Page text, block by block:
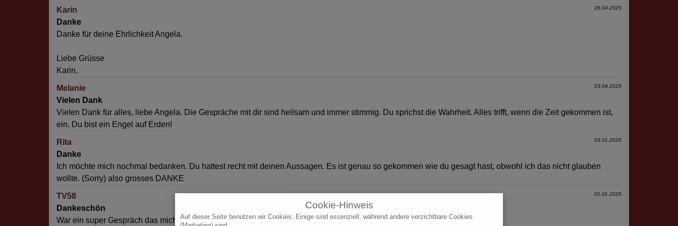
Karin 26.04.2025
Danke
Danke für deine Ehrlichkeit Angela.
Liebe Grüsse
Karin.
Melanie 23.04.2025
Vielen Dank
Vielen Dank für alles, liebe Angela. Die Gespräche mit dir sind heilsam und immer stimmig. Du sprichst die Wahrheit. Alles trifft, wenn die Zeit gekommen ist,
ein. Du bist ein Engel auf Erden!
Rita 03.01.2025
Danke
Ich möchte mich nochmal bedanken. Du hattest recht mit deinen Aussagen. Es ist genau so gekommen wie du gesagt hast, obwohl ich das nicht glauben
wollte. (Sorry) also grosses DANKE
TV58 01.01.2025
Dankeschön
War ein super Gespräch das mich auch sehr beruhigt hat. Melde mich bestimmt mal wieder
Cookie-Hinweis
Auf dieser Seite benutzen wir Cookies. Einige sind essenziell, während andere verzichtbare Cookies